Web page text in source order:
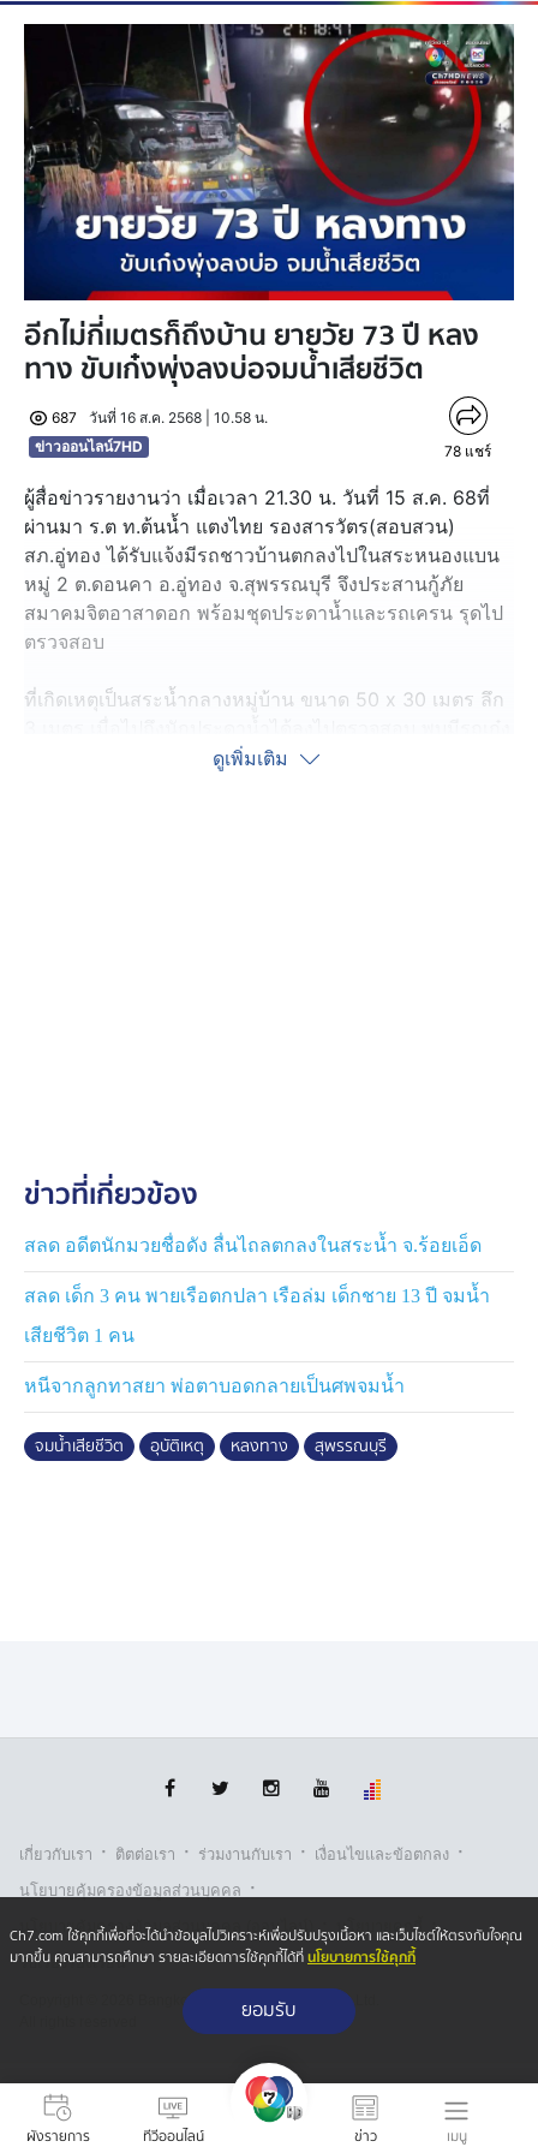
ผังรายการ ทีวีออนไลน์ ข่าว เมนู
อีกไม่กี่เมตรก็ถึงบ้าน ยายวัย 73 ปี หลง
ทาง ขับเก๋งพุ่งลงบ่อจมน้ำเสียชีวิต
687
วันที่ 16 ส.ค. 2568 | 10.58 น.
ข่าวออนไลน์7HD
78 แชร์
ผู้สื่อข่าวรายงานว่า เมื่อเวลา 21.30 น. วันที่ 15 ส.ค. 68ที่
ผ่านมา ร.ต ท.ต้นน้ำ แตงไทย รองสารวัตร(สอบสวน)
สภ.อู่ทอง ได้รับแจ้งมีรถชาวบ้านตกลงไปในสระหนองแบน
หมู่ 2 ต.ดอนคา อ.อู่ทอง จ.สุพรรณบุรี จึงประสานกู้ภัย
สมาคมจิตอาสาดอก พร้อมชุดประดาน้ำและรถเครน รุดไป
ตรวจสอบ
ที่เกิดเหตุเป็นสระน้ำกลางหมู่บ้าน ขนาด 50 x 30 เมตร ลึก
จมอยู่ก้นบ่อ ลักษณะประตูทั้ง 4 บานปิดสนิท จึงประสานรถ
ไปอยู่กับลูกที่บ้านหมอ จ.สระบุรี แต่เป็นคนที่นี่ เพิ่งกลับมาอยู่
เหตุ
ด้าน นายสมาน กล่าวว่า ก่อนเกิดเหตุตนไปพบ นางลำพูน
หลงทางในหมู่บ้าน เลยจอดถาม แล้วขี่นำกลับไปส่งบ้านน้อง
สาวของผู้เสียชีวิต พอถึงสามแยกจะไปถึงบ้าน ตนเลี้ยวไปรอ
แต่หันมามองดูพบว่ารถผู้เสียชีวิตจอดอยู่ จากนั้นจู่ ๆ ก็ขับพุ่ง
ลงไปในบ่อน้ำกลางหมู่บ้าน ตนพยายามบีบแตรเรียกให้คน
ช่วย จนมีเด็ก ๆ ในหมู่บ้านวิ่งมากระโดดน้ำลงไปเคาะ
การตามขั้นตอนกฎหมายต่อไป
ดูเพิ่มเติม
ข่าวที่เกี่ยวข้อง
สลด อดีตนักมวยชื่อดัง ลื่นไถลตกลงในสระน้ำ จ.ร้อยเอ็ด
สลด เด็ก 3 คน พายเรือตกปลา เรือล่ม เด็กชาย 13 ปี จมน้ำ
เสียชีวิต 1 คน
หนีจากลูกทาสยา พ่อตาบอดกลายเป็นศพจมน้ำ
จมน้ำเสียชีวิต อุบัติเหตุ หลงทาง สุพรรณบุรี
เกี่ยวกับเรา · ติตต่อเรา · ร่วมงานกับเรา · เงื่อนไขและข้อตกลง ·
นโยบายคุ้มครองข้อมูลส่วนบุคคล ·
นโยบายคุ้มครองข้อมูลส่วนบุคคล (ออนไลน์) · นโยบายคุกกี้ ·
รับเรื่องร้องเรียน
Copyright © 2026 Bangkok Broadcasting & T.V. Co.,Ltd.
Ch7.com ใช้คุกกี้เพื่อที่จะได้นำข้อมูลไปวิเคราะห์เพื่อปรับปรุงเนื้อหา และเว็บไซต์ให้ตรงกับใจคุณ
มากขึ้น คุณสามารถศึกษา รายละเอียดการใช้คุกกี้ได้ที่นโยบายการใช้คุกกี้
ยอมรับ